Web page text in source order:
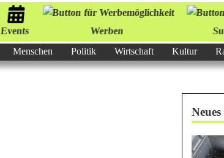
Events Werben
Menschen Politik Wirtschaft Kultur